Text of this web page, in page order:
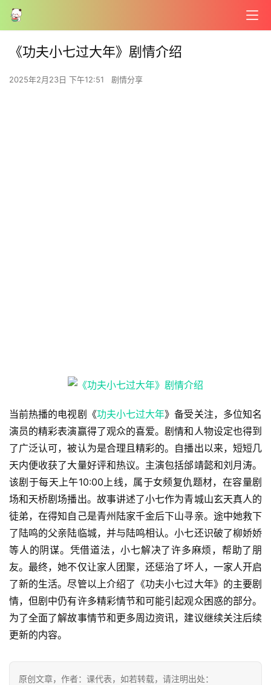
《功夫小七过大年》剧情介绍
2025年2月23日 下午12:51 剧情分享
当前热播的电视剧《功夫小七过大年》备受关注，多位知名
演员的精彩表演赢得了观众的喜爱。剧情和人物设定也得到
了广泛认可，被认为是合理且精彩的。自播出以来，短短几
天内便收获了大量好评和热议。主演包括邰靖懿和刘月涛。
该剧于每天上午10:00上线，属于女频复仇题材，在容量剧
场和天桥剧场播出。故事讲述了小七作为青城山玄天真人的
徒弟，在得知自己是青州陆家千金后下山寻亲。途中她救下
了陆鸣的父亲陆临城，并与陆鸣相认。小七还识破了柳娇娇
等人的阴谋。凭借道法，小七解决了许多麻烦，帮助了朋
友。最终，她不仅让家人团聚，还惩治了坏人，一家人开启
了新的生活。尽管以上介绍了《功夫小七过大年》的主要剧
情，但剧中仍有许多精彩情节和可能引起观众困惑的部分。
为了全面了解故事情节和更多周边资讯，建议继续关注后续
更新的内容。
原创文章，作者：课代表，如若转载，请注明出处：